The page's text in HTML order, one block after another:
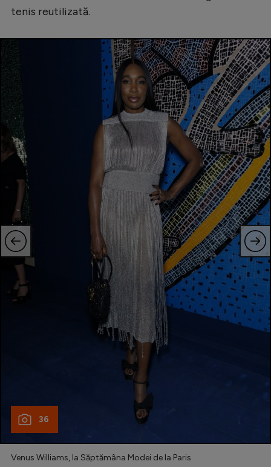
tenis reutilizată.
36
Venus Williams, la Săptămâna Modei de la Paris